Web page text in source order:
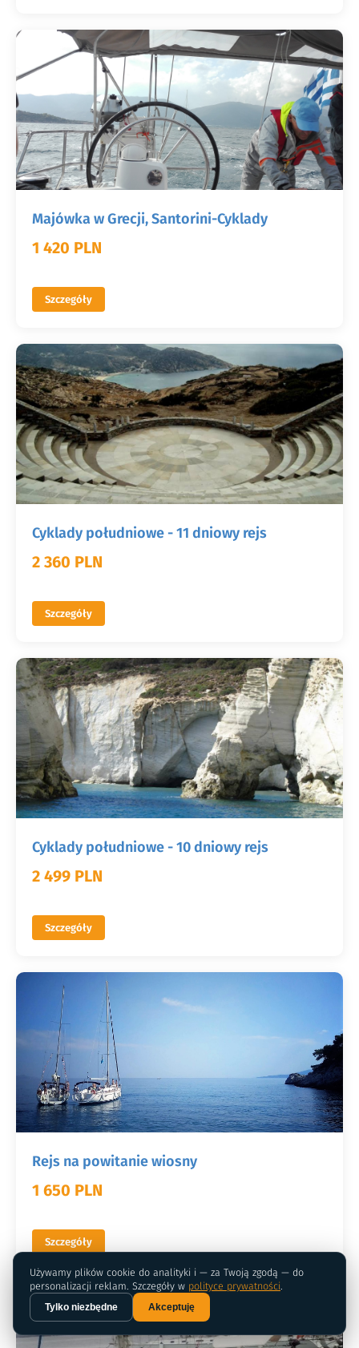
Używamy plików cookie do analityki i — za Twoją zgodą — do
personalizacji reklam. Szczegóły w polityce prywatności.
Tylko niezbędne Akceptuję
Majówka w Grecji, Santorini-Cyklady
1 420 PLN
Szczegóły
Cyklady południowe - 11 dniowy rejs
2 360 PLN
Szczegóły
Cyklady południowe - 10 dniowy rejs
2 499 PLN
Szczegóły
Rejs na powitanie wiosny
1 650 PLN
Szczegóły